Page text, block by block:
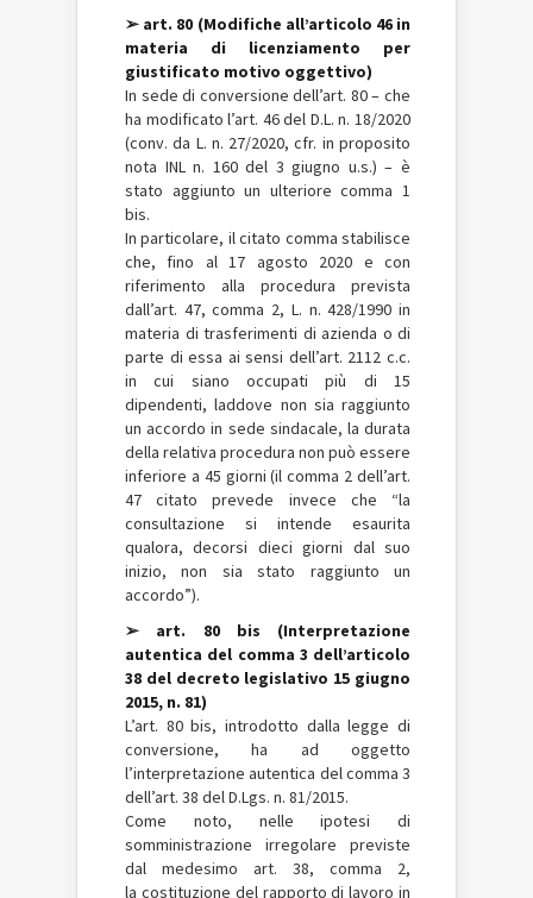
➢ art. 80 (Modifiche all’articolo 46 in
materia di licenziamento per
giustificato motivo oggettivo)
In sede di conversione dell’art. 80 – che
ha modificato l’art. 46 del D.L. n. 18/2020
(conv. da L. n. 27/2020, cfr. in proposito
nota INL n. 160 del 3 giugno u.s.) – è
stato aggiunto un ulteriore comma 1
bis.
In particolare, il citato comma stabilisce
che, fino al 17 agosto 2020 e con
riferimento alla procedura prevista
dall’art. 47, comma 2, L. n. 428/1990 in
materia di trasferimenti di azienda o di
parte di essa ai sensi dell’art. 2112 c.c.
in cui siano occupati più di 15
dipendenti, laddove non sia raggiunto
un accordo in sede sindacale, la durata
della relativa procedura non può essere
inferiore a 45 giorni (il comma 2 dell’art.
47 citato prevede invece che “la
consultazione si intende esaurita
qualora, decorsi dieci giorni dal suo
inizio, non sia stato raggiunto un
accordo”).
➢ art. 80 bis (Interpretazione
autentica del comma 3 dell’articolo
38 del decreto legislativo 15 giugno
2015, n. 81)
L’art. 80 bis, introdotto dalla legge di
conversione, ha ad oggetto
l’interpretazione autentica del comma 3
dell’art. 38 del D.Lgs. n. 81/2015.
Come noto, nelle ipotesi di
somministrazione irregolare previste
dal medesimo art. 38, comma 2,
la costituzione del rapporto di lavoro in